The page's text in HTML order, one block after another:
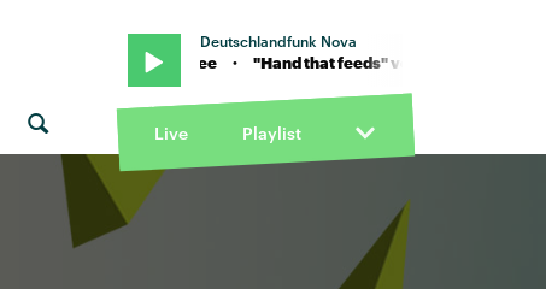
Deutschlandfunk Nova
Halsey x Amy Lee · "Hand that feeds" von Halsey x Amy Lee ·
Live Playlist